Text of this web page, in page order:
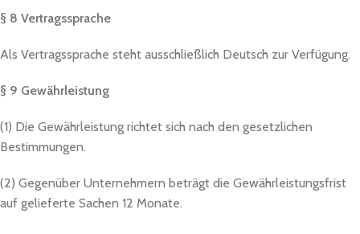
§ 8 Vertragssprache
Als Vertragssprache steht ausschließlich Deutsch zur Verfügung.
§ 9 Gewährleistung
(1) Die Gewährleistung richtet sich nach den gesetzlichen
Bestimmungen.
(2) Gegenüber Unternehmern beträgt die Gewährleistungsfrist
auf gelieferte Sachen 12 Monate.